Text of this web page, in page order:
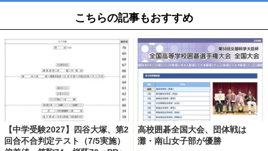
こちらの記事もおすすめ
【中学受験2027】四谷大塚、第2
回合不合判定テスト（7/5実施）
高校囲碁全国大会、団体戦は
灘・南山女子部が優勝